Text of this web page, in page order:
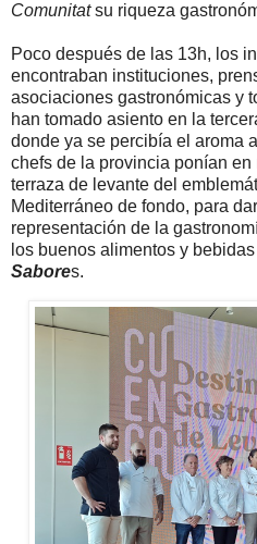
Comunitatsu riqueza
Poco después de las 13h, los
encontraban instituciones,
asociaciones gastronómicas y
han tomado asiento en la
donde ya se percibía el aroma a
chefs de la provincia ponían
terraza de levante del
Mediterráneo de fondo, para
representación de la
los buenos alimentos y
Sabores.